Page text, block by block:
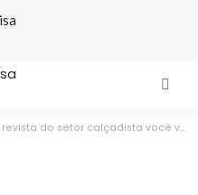
do setor calçadista você vê primeiro aqui.